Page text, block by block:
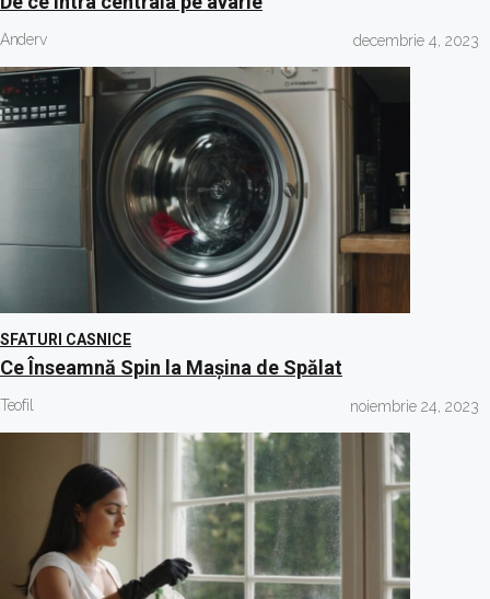
Anderv decembrie 4, 2023
SFATURI CASNICE
Ce Înseamnă Spin la Mașina de Spălat
Teofil noiembrie 24, 2023